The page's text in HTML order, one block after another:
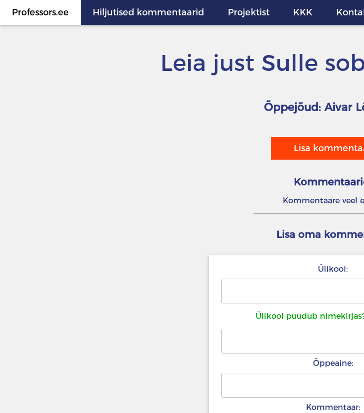
Professors.ee Hiljutised kommentaarid Projektist KKK
Leia just Sulle
Õppejõud: Aivar
Lisa
Kommentaare veel
Lisa oma
Ülikool:
Ülikool puudub
Õppeaine:
Kommentaar: